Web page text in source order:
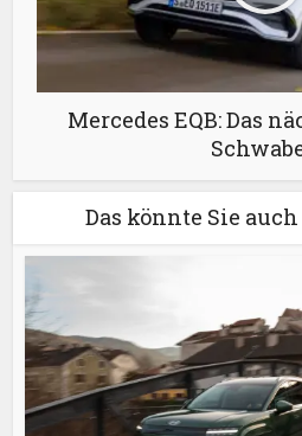
Mercedes EQB: Das
Das könnte Sie